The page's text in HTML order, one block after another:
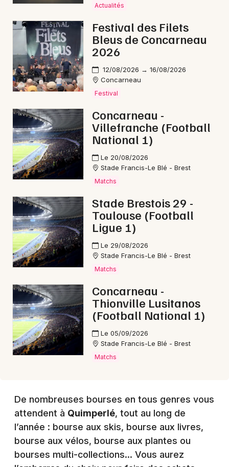
Newsletter des sorties
Artistes en tournée
Magazine à Quimperlé
29 - Finistère
Choisir mes départements
Mon email
Je m'abonne
Actualités
Festival des Filets
Bleus de Concarneau
2026
12/08/2026 → 16/08/2026
Concarneau
Festival
Concarneau -
Villefranche (Football
National 1)
Le 20/08/2026
Stade Francis-Le Blé - Brest
Matchs
Stade Brestois 29 -
Toulouse (Football
Ligue 1)
Le 29/08/2026
Stade Francis-Le Blé - Brest
Matchs
Concarneau -
Thionville Lusitanos
(Football National 1)
Le 05/09/2026
Stade Francis-Le Blé - Brest
Matchs
De nombreuses bourses en tous genres vous
attendent à Quimperlé, tout au long de
l’année : bourse aux skis, bourse aux livres,
bourse aux vélos, bourse aux plantes ou
bourses multi-collections… Vous aurez